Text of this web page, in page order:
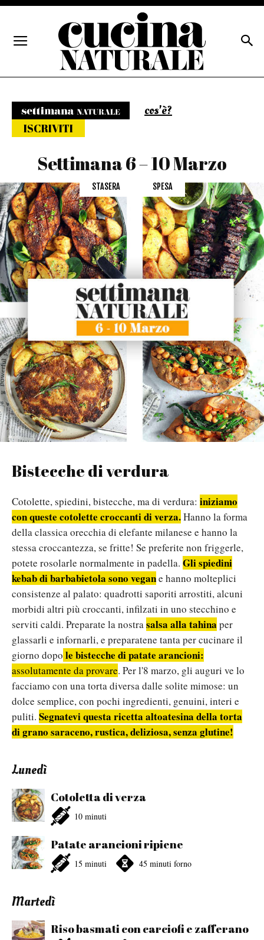
cos'è?
ISCRIVITI
Settimana 6 – 10 Marzo
STASERA SPESA
Bistecche di verdura
Cotolette, spiedini, bistecche, ma di verdura: iniziamo
con queste cotolette croccanti di verza.Hanno la forma
della classica orecchia di elefante milanese e hanno la
stessa croccantezza, se fritte! Se preferite non friggerle,
potete rosolarle normalmente in padella. Gli spiedini
kebab di barbabietola sono vegane hanno molteplici
consistenze al palato: quadrotti saporiti arrostiti, alcuni
morbidi altri più croccanti, infilzati in uno stecchino e
serviti caldi. Preparate la nostrasalsa alla tahina per
glassarli e infornarli, e preparatene tanta per cucinare il
giorno dopo le bistecche di patate arancioni:
assolutamente da provare. Per l'8 marzo, gli auguri ve lo
facciamo con una torta diversa dalle solite mimose: un
dolce semplice, con pochi ingredienti, genuini, interi e
puliti. Segnatevi questa ricetta altoatesina della torta
di grano saraceno, rustica, deliziosa, senza glutine!
Lunedì
Cotoletta di verza
10 minuti
Patate arancioni ripiene
15 minuti 45 minuti forno
Martedì
Riso basmati con carciofi e zafferano